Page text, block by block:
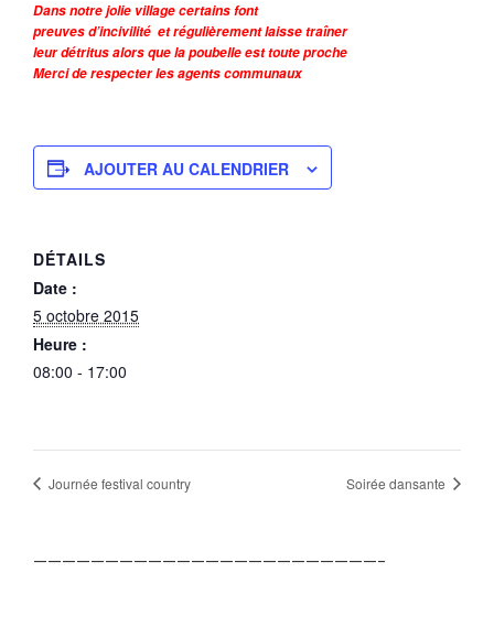
Dans notre jolie village certains font
preuves d’incivilité et régulièrement laisse traîner
leur détritus alors que la poubelle est toute proche
Merci de respecter les agents communaux
AJOUTER AU CALENDRIER
DÉTAILS
Date :
5 octobre 2015
Heure :
08:00 - 17:00
Journée festival country Soirée dansante
————————————————————————–